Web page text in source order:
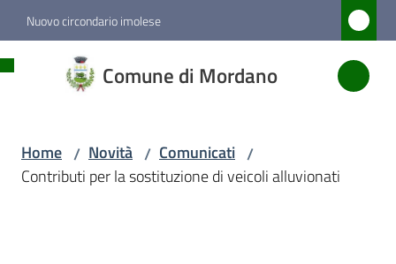
Vai al contenuto
Vai alla navigazione
Vai al footer
Nuovo circondario imolese
Comune di Mordano
di
Amministrazione
Home / Novità / Comunicati /
Contributi per la sostituzione di veicoli alluvionati